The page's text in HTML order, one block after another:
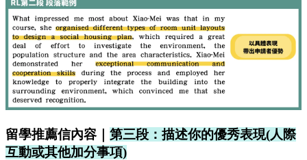
留學推薦信內容｜ 第三段：描述你的優秀表現(人際
互動或其他加分事項)